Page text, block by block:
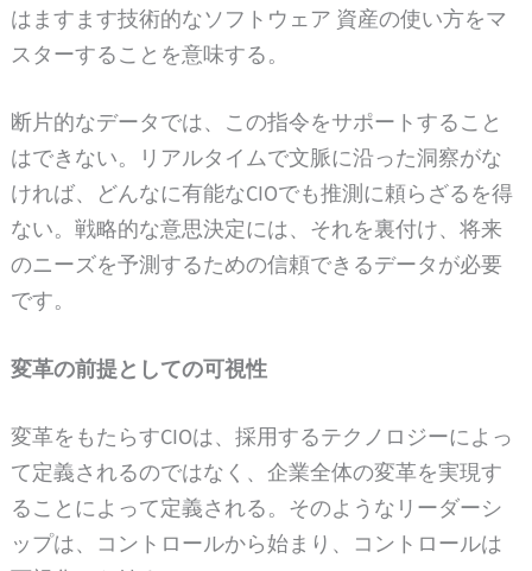
はますます技術的なソフトウェア 資産の使い方をマ
スターすることを意味する。
断片的なデータでは、この指令をサポートすること
はできない。リアルタイムで文脈に沿った洞察がな
ければ、どんなに有能なCIOでも推測に頼らざるを得
ない。戦略的な意思決定には、それを裏付け、将来
のニーズを予測するための信頼できるデータが必要
です。
変革の前提としての可視性
変革をもたらすCIOは、採用するテクノロジーによっ
て定義されるのではなく、企業全体の変革を実現す
ることによって定義される。そのようなリーダーシ
ップは、コントロールから始まり、コントロールは